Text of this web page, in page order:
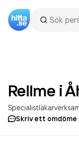
Rellme i
Skriv ett omdöme·